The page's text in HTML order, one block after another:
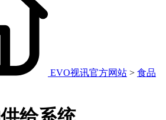
EVO视讯官方网站 > 食品